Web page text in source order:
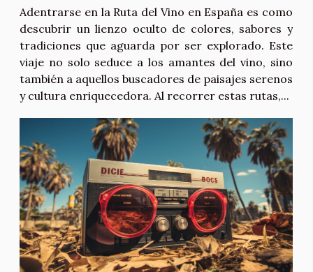
Adentrarse en la Ruta del Vino en España es como
descubrir un lienzo oculto de colores, sabores y
tradiciones que aguarda por ser explorado. Este
viaje no solo seduce a los amantes del vino, sino
también a aquellos buscadores de paisajes serenos
y cultura enriquecedora. Al recorrer estas rutas,...